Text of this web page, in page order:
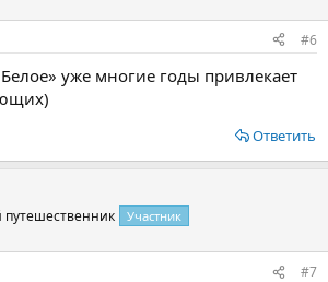
#6
уже многие годы привлекает
Ответить
Участник
#7